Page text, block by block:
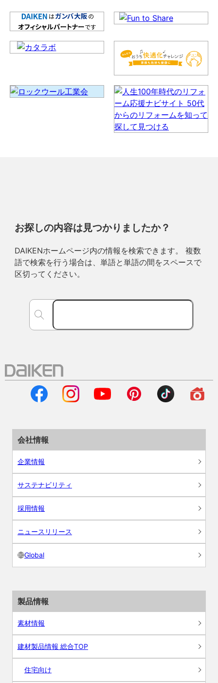
お探しの内容は見つかりましたか？
DAIKENホームページ内の情報を検索できます。 複数
語で検索を行う場合は、単語と単語の間をスペースで
区切ってください。
会社情報
企業情報
サステナビリティ
採用情報
ニュースリリース
Global
製品情報
素材情報
建材製品情報 総合TOP
住宅向け